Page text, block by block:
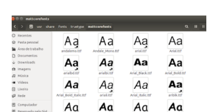
para usuários iniciantes... 1- Atualizar a lista de pacotes: $
sudo apt-get update 2- Atualizar toda a distro: $ sudo apt-
get -f dist-upgrade ou update-manager -d -c 3- Instalar
pacotes: $ sudo apt-get install [nome do pacote] 4-
Procurar arquivos corrompidos: $ sudo apt-get check 5-
Corrigir problemas de dependências, concluir instalação de
pacotes pendentes e outros erros: $ sudo apt-get -f install